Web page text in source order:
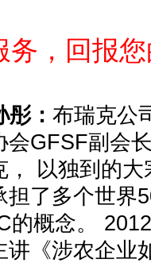
务，回报
彤： 布瑞克公
会GFSF副会
， 以独到的
担了多个世界
的概念。
讲《涉农企业